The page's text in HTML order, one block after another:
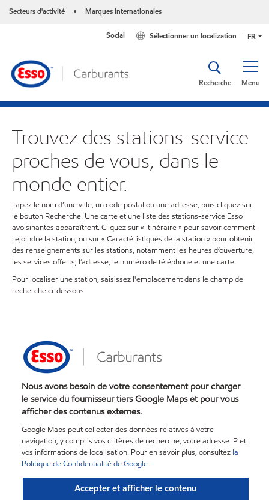
Secteurs d'activité • Marques internationales
FR
Sélectionner un localization
Social
Menu
Recherche
Trouvez des stations-service
proches de vous, dans le
monde entier.
Tapez le nom d’une ville, un code postal ou une adresse, puis cliquez sur
le bouton Recherche. Une carte et une liste des stations-service Esso
avoisinantes apparaîtront. Cliquez sur « Itinéraire » pour savoir comment
rejoindre la station, ou sur « Caractéristiques de la station » pour obtenir
des renseignements sur les stations, notamment les heures d’ouverture,
les services offerts, l’adresse, le numéro de téléphone et une carte.
Pour localiser une station, saisissez l'emplacement dans le champ de
recherche ci-dessous.
Nous avons besoin de votre consentement pour charger
le service du fournisseur tiers Google Maps et pour vous
afficher des contenus externes.
Google Maps peut collecter des données relatives à votre
navigation, y compris vos critères de recherche, votre adresse IP et
vos informations de localisation. Pour en savoir plus, consultez la
Politique de Confidentialité de Google.
Accepter et afficher le contenu